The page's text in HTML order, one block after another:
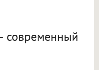
современный